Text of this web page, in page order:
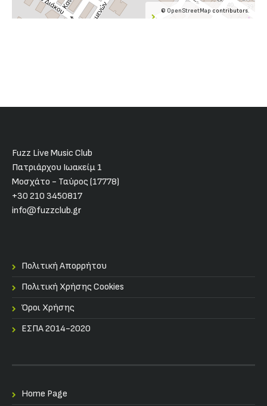
© OpenStreetMap contributors.
Fuzz Live Music Club
Πατριάρχου Ιωακείμ 1
Μοσχάτο - Ταύρος (17778)
+30 210 3450817
info@fuzzclub.gr
Πολιτική Απορρήτου
Πολιτική Χρήσης Cookies
Όροι Χρήσης
ΕΣΠΑ 2014-2020
Home Page